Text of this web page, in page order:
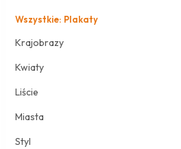
Wszystkie: Plakaty
Krajobrazy
Kwiaty
Liście
Miasta
Styl